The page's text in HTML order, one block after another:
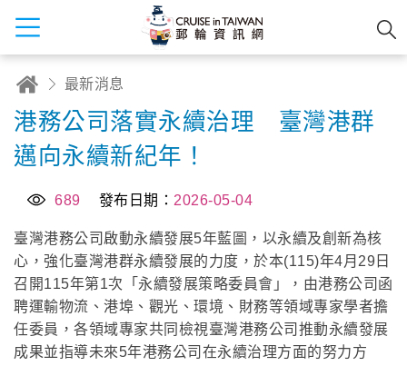
最新消息
港務公司落實永續治理 臺灣港群
邁向永續新紀年！
689 發布日期： 2026-05-04
臺灣港務公司啟動永續發展5年藍圖，以永續及創新為核
心，強化臺灣港群永續發展的力度，於本(115)年4月29日
召開115年第1次「永續發展策略委員會」，由港務公司函
聘運輸物流、港埠、觀光、環境、財務等領域專家學者擔
任委員，各領域專家共同檢視臺灣港務公司推動永續發展
成果並指導未來5年港務公司在永續治理方面的努力方